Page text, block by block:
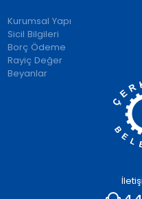
Kurumsal Yapı
Sicil Bilgileri
Borç Ödeme
Rayiç Değer
Beyanlar